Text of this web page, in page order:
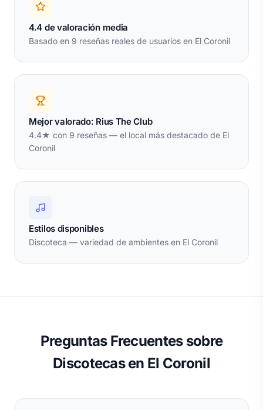
4.4 de valoración media
Basado en 9 reseñas reales de usuarios en El Coronil
Mejor valorado: Rius The Club
4.4★ con 9 reseñas — el local más destacado de El
Coronil
Estilos disponibles
Discoteca — variedad de ambientes en El Coronil
Preguntas Frecuentes sobre
Discotecas en El Coronil